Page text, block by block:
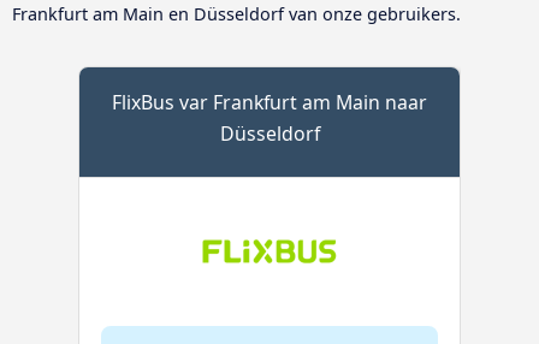
Frankfurt am Main en Düsseldorf van onze gebruikers.
FlixBus var Frankfurt am Main naar
Düsseldorf